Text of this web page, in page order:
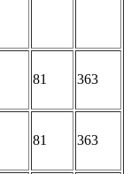
81 363
81 363